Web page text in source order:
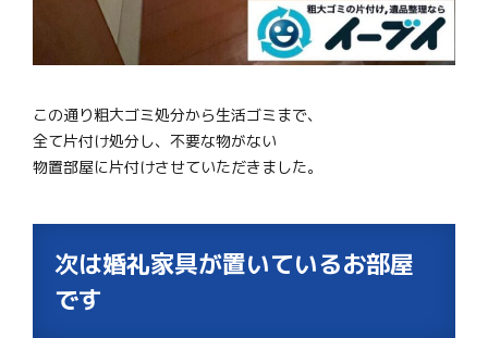
この通り粗大ゴミ処分から生活ゴミまで、
全て片付け処分し、不要な物がない
物置部屋に片付けさせていただきました。
次は婚礼家具が置いているお部屋
です